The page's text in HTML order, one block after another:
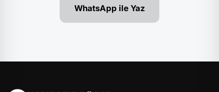
WhatsApp ile Yaz